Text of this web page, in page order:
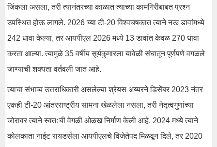
जिंकला असला, तरी त्यानंतरच्या काळात त्याच्या कामगिरीबाबत प्रश्न
उपस्थित होऊ लागले. 2026 च्या टी-20 विश्वचषकात त्याने नऊ डावांमध्ये
242 धावा केल्या, तर आयपीएल 2026 मध्ये 13 डावांत केवळ 270 धावा
करता आल्या. त्यामुळे 35 वर्षीय सूर्यकुमारला यावेळी संघातून पूर्णपणे वगळले
जाण्याची शक्यता वर्तवली जात आहे.
त्याचा संभाव्य उत्तराधिकारी असलेल्या श्रेयस अय्यरने डिसेंबर 2023 नंतर
एकही टी-20 आंतरराष्ट्रीय सामना खेळलेला नसला, तरी नेतृत्वगुणांच्या
जोरावर त्याने स्वतःची वेगळी ओळख निर्माण केली आहे. 2024 मध्ये त्याने
कोलकाता नाईट रायडर्सला आयपीएलचे विजेतेपद मिळवून दिले, तर 2020